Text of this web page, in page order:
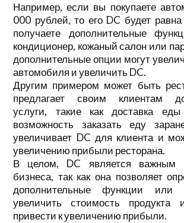
Например, если вы покупаете
000 рублей, то его DC будет
получаете дополнительные
кондиционер, кожаный салон или
дополнительные опции могут
автомобиля и увеличить DC.
Другим примером может быть
предлагает своим клиентам
услуги, такие как доставка
возможность заказать еду
увеличивает DC для клиента и
увеличению прибыли ресторана.
В целом, DC является важным
бизнеса, так как она позволяет
дополнительные функции или
увеличить стоимость
привести к увеличению прибыли.